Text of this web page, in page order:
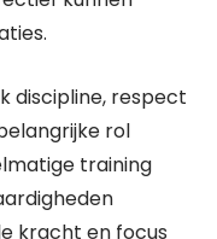
discipline, respect
rol
training
kracht en focus